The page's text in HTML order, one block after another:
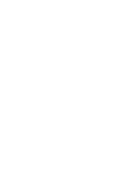
ンブランド。 ダンサーの普